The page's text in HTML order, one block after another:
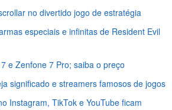
no divertido jogo de estratégia
especiais e infinitas de Resident Evil
e Zenfone 7 Pro; saiba o preço
significado e streamers famosos de jogos
Instagram, TikTok e YouTube ficam